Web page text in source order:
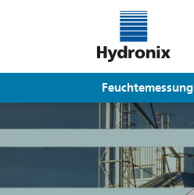
Feuchtemessung